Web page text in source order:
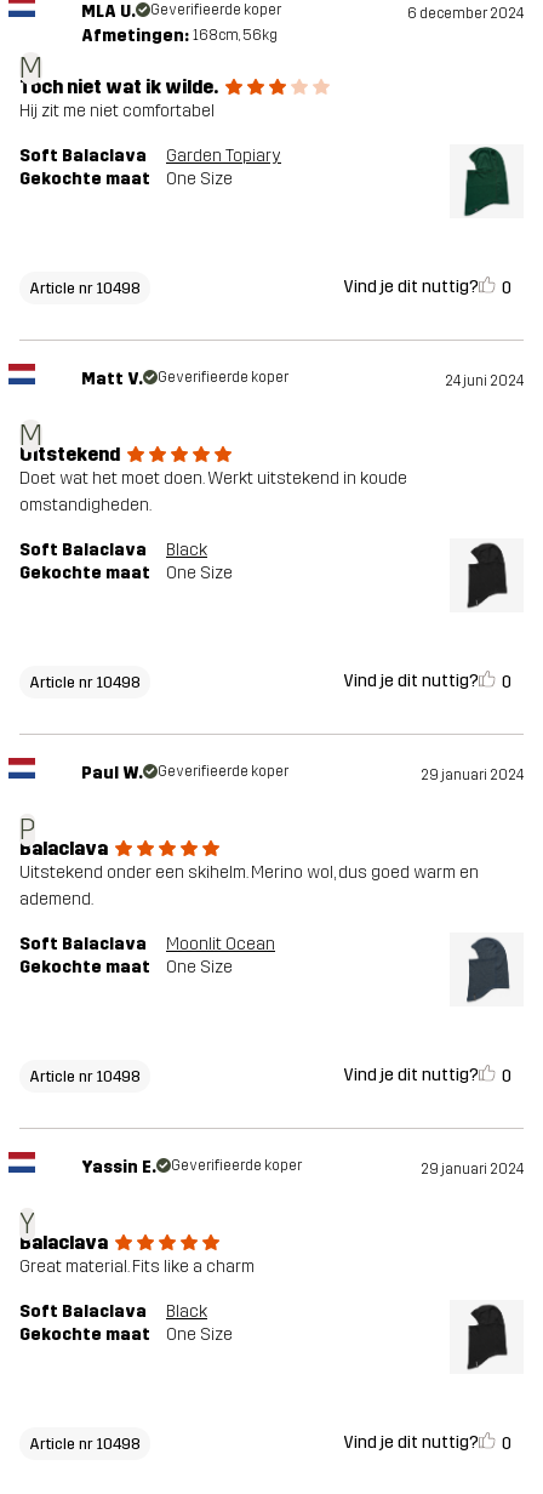
M
MLA U. Geverifieerde koper 6 december 2024
Afmetingen: 168cm, 56kg
Toch niet wat ik wilde.
Hij zit me niet comfortabel
Soft Balaclava
Garden Topiary
Gekochte maat
One Size
Article nr 10498 Vind je dit nuttig? 0
M
Matt V. Geverifieerde koper 24 juni 2024
Uitstekend
Doet wat het moet doen. Werkt uitstekend in koude
omstandigheden.
Soft Balaclava
Black
Gekochte maat
One Size
Article nr 10498 Vind je dit nuttig? 0
P
Paul W. Geverifieerde koper 29 januari 2024
Balaclava
Uitstekend onder een skihelm. Merino wol, dus goed warm en
ademend.
Soft Balaclava
Moonlit Ocean
Gekochte maat
One Size
Article nr 10498 Vind je dit nuttig? 0
Y
Yassin E. Geverifieerde koper 29 januari 2024
Balaclava
Great material. Fits like a charm
Soft Balaclava
Black
Gekochte maat
One Size
Article nr 10498 Vind je dit nuttig? 0